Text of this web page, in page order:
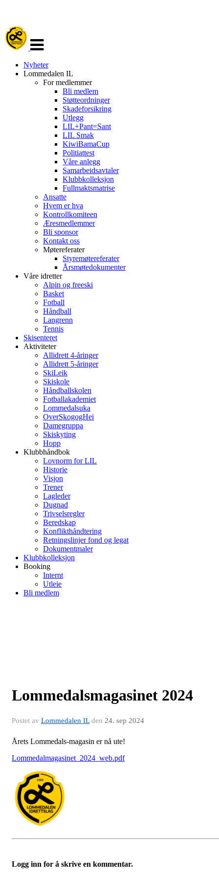
navigasjon
Nyheter
Lommedalen IL
For medlemmer
Bli medlem
Støtteordninger
Skadeforsikring
Utlegg
LIL+Pant=Sant
LIL Smak
KiwiBamaCup
Politiattest
Våre anlegg
Samarbeidsavtaler
Klubbkolleksjon
Fullmaktsmatrise
Ansatte
Hvem er hva
Kontrollkomiteen
Æresmedlemmer
Bli sponsor
Kontakt oss
Møtereferater
Styremøtereferater
Årsmøtedokumenter
Våre idretter
Alpin og freeski
Basket
Fotball
Håndball
Langrenn
Tennis
Skisenteret
Aktiviteter
Allidrett 4-åringer
Allidrett 5-åringer
SkiLeik
Skiskole
Håndballskolen
Fotballakademiet
Lommedalsuka
OverSkogogHei
Damegruppa
Skiskyting
Hopp
Klubbhåndbok
Lovnorm for LIL
Historie
Visjon
Trener
Lagleder
Dugnad
Trivselsregler
Beredskap
Konflikthåndtering
Retningslinjer fond og legat
Dokumentmaler
Klubbkolleksjon
Booking
Internt
Utleie
Bli medlem
Lommedalsmagasinet 2024
Postet av Lommedalen ILden 24. sep 2024
Årets Lommedals-magasin er nå ute!
Lommedalmagasinet_2024_web.pdf
Logg inn for å skrive en kommentar.